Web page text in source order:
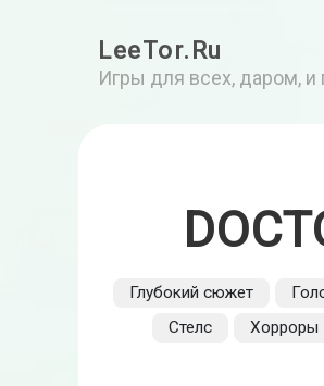
LeeTor.Ru
Игры для всех, даром, и
Глубокий сюжет
Стелс
Хорроры